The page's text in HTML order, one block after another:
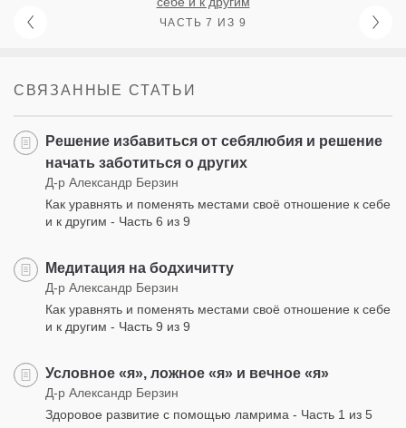
ЧАСТЬ 7 ИЗ 9
СВЯЗАННЫЕ СТАТЬИ
Решение избавиться от себялюбия и решение
начать заботиться о других
Д-р Александр Берзин
Как уравнять и поменять местами своё отношение к себе
и к другим - Часть 6 из 9
Медитация на бодхичитту
Д-р Александр Берзин
Как уравнять и поменять местами своё отношение к себе
и к другим - Часть 9 из 9
Условное «я», ложное «я» и вечное «я»
Д-р Александр Берзин
Здоровое развитие с помощью ламрима - Часть 1 из 5